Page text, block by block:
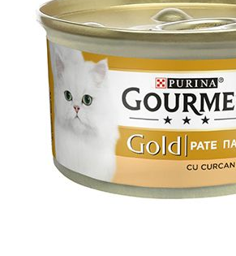
Prijavi se